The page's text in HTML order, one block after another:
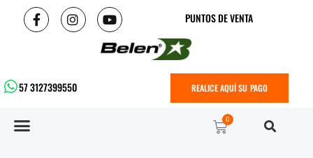
PUNTOS DE VENTA
57 3127399550 REALICE AQUÍ SU PAGO
0